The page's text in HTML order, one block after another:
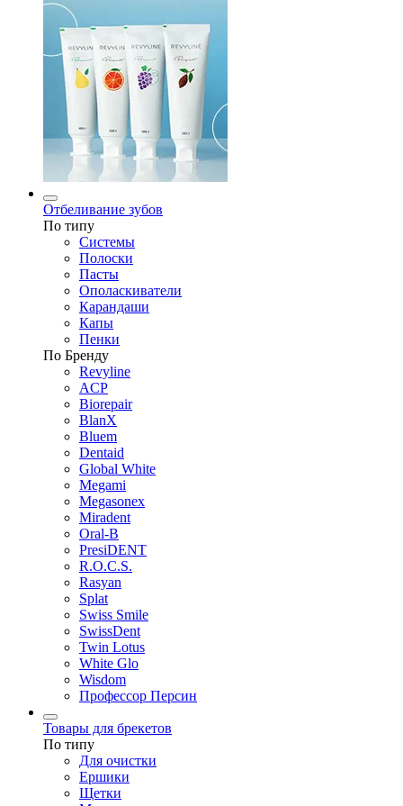
Отбеливание зубов
По типу
Системы
Полоски
Пасты
Ополаскиватели
Карандаши
Капы
Пенки
По Бренду
Revyline
ACP
Biorepair
BlanX
Bluem
Dentaid
Global White
Megami
Megasonex
Miradent
Oral-B
PresiDENT
R.O.C.S.
Rasyan
Splat
Swiss Smile
SwissDent
Twin Lotus
White Glo
Wisdom
Профессор Персин
Товары для брекетов
По типу
Для очистки
Ершики
Щетки